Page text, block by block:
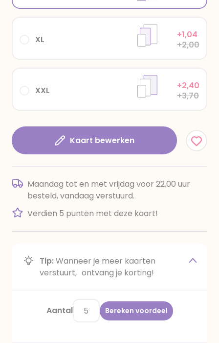
XXL
+2,40
+3,70
XL
+1,04
+2,00
Kaart bewerken
Maandag tot en met vrijdag voor 22.00 uur
besteld, vandaag verstuurd.
Verdien 5 punten met deze kaart!
Tip:Wanneer je meer kaarten
verstuurt, ontvang je korting!
Aantal Bereken voordeel